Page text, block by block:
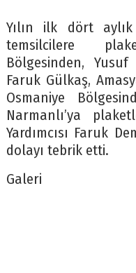
Yılın ilk dört
temsilcilere
Bölgesinden,
Faruk Gülkaş,
Osmaniye
Narmanlı’ya
Yardımcısı Faruk
dolayı tebrik etti.
Galeri